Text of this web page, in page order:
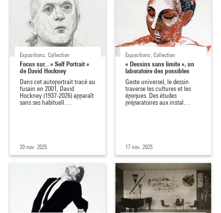
Expositions, Collection
Focus sur... « Self Portrait »
de David Hockney
Dans cet autoportrait tracé au
fusain en 2001, David
Hockney (1937-2026) apparaît
sans ses habituell…
20 nov. 2025
Expositions, Collection
« Dessins sans limite », un
laboratoire des possibles
Geste universel, le dessin
traverse les cultures et les
époques. Des études
préparatoires aux instal…
17 nov. 2025